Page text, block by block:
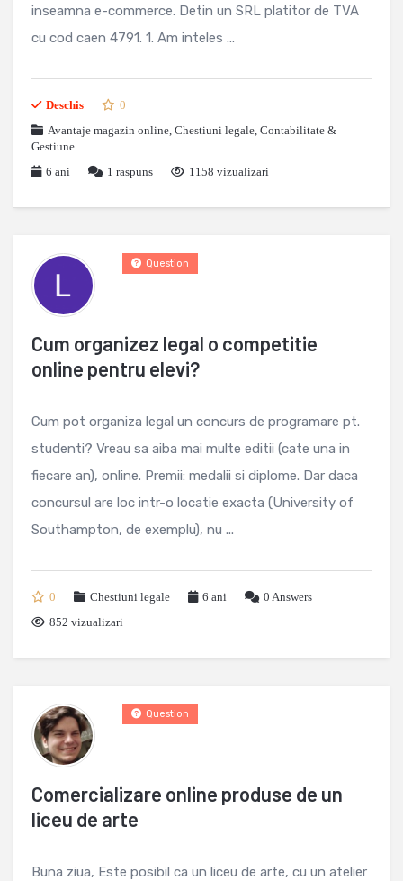
inseamna e-commerce. Detin un SRL platitor de TVA
cu cod caen 4791. 1. Am inteles ...
Deschis
0
Avantaje magazin online, Chestiuni legale, Contabilitate &
Gestiune
6 ani
1 raspuns 1158 vizualizari
Cum organizez legal o competitie
online pentru elevi?
Question
Cum pot organiza legal un concurs de programare pt.
studenti? Vreau sa aiba mai multe editii (cate una in
fiecare an), online. Premii: medalii si diplome. Dar daca
concursul are loc intr-o locatie exacta (University of
Southampton, de exemplu), nu ...
0 Chestiuni legale 6 ani 0 Answers
852 vizualizari
Comercializare online produse de un
liceu de arte
Question
Buna ziua, Este posibil ca un liceu de arte, cu un atelier